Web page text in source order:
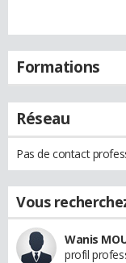
Formations
Réseau
Pas de contact
Vous
Wanis
profil